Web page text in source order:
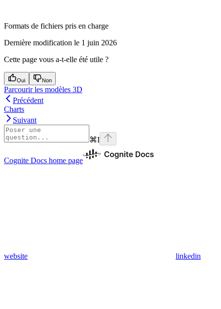
Formats de fichiers pris en charge
Dernière modification le 1 juin 2026
Cette page vous a-t-elle été utile ?
Oui Non
Parcourir les modèles 3D
Précédent
Charts
Suivant
⌘I
Cognite Docs home page
website linkedin